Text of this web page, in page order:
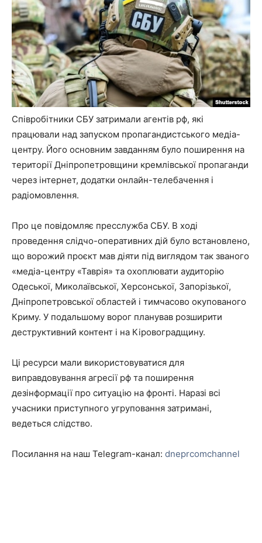
Співробітники СБУ затримали агентів рф, які
працювали над запуском пропагандистського медіа-
центру. Його основним завданням було поширення на
території Дніпропетровщини кремлівської пропаганди
через інтернет, додатки онлайн-телебачення і
радіомовлення.
Про це повідомляє пресслужба СБУ. В ході
проведення слідчо-оперативних дій було встановлено,
що ворожий проєкт мав діяти під виглядом так званого
«медіа-центру «Таврія» та охоплювати аудиторію
Одеської, Миколаївської, Херсонської, Запорізької,
Дніпропетровської областей і тимчасово окупованого
Криму. У подальшому ворог планував розширити
деструктивний контент і на Кіровоградщину.
Ці ресурси мали використовуватися для
виправдовування агресії рф та поширення
дезінформації про ситуацію на фронті. Наразі всі
учасники приступного угруповання затримані,
ведеться слідство.
Посилання на наш Telegram-канал: dneprcomchannel